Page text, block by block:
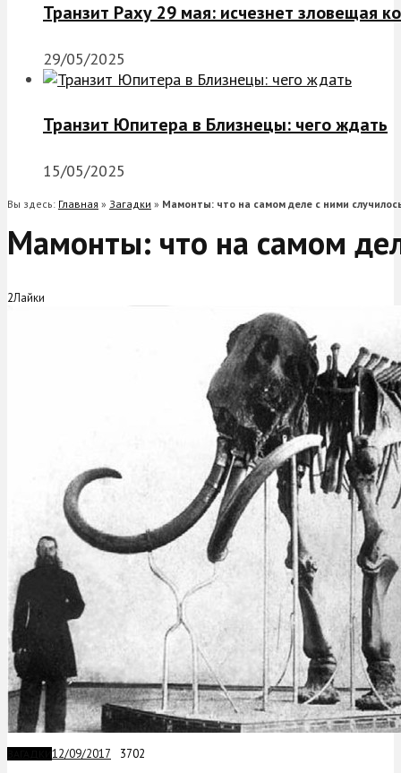
Транзит Раху 29 мая: исчезнет зловещая
29/05/2025
Транзит Юпитера в Близнецы: чего ждать
15/05/2025
Вы здесь: Главная » Загадки » Мамонты: что на самом деле с ними
Мамонты: что на самом
2Лайки
12/09/2017 3702